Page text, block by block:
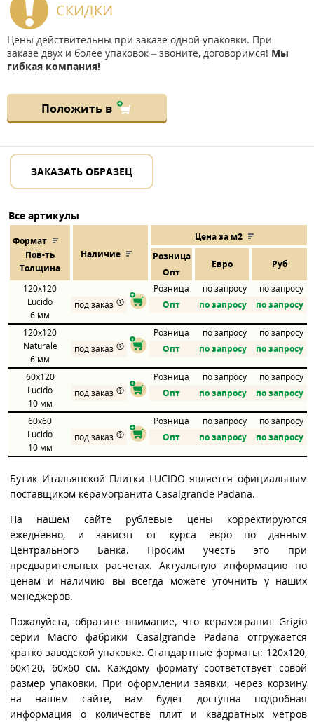
СКИДКИ
Цены действительны при заказе одной упаковки. При
заказе двух и более упаковок – звоните, договоримся! Мы
гибкая компания!
Положить в
ЗАКАЗАТЬ ОБРАЗЕЦ
Все артикулы
Формат
Пов-ть
Толщина
Наличие
Цена за м2
Розница
Евро Руб
Опт
120x120
Lucido
6 мм
Розница по запросу
по запросу
под заказ
Опт по запросу по запросу
120x120
Naturale
6 мм
Розница по запросу
по запросу
под заказ
Опт по запросу по запросу
60x120
Lucido
10 мм
Розница по запросу
по запросу
под заказ
Опт по запросу по запросу
60x60
Lucido
10 мм
Розница по запросу
по запросу
под заказ
Опт по запросу по запросу
Бутик Итальянской Плитки LUCIDO является официальным
поставщиком керамогранита Casalgrande Padana.
На нашем сайте рублевые цены корректируются
ежедневно, и зависят от курса евро по данным
Центрального Банка. Просим учесть это при
предварительных расчетах. Актуальную информацию по
ценам и наличию вы всегда можете уточнить у наших
менеджеров.
Пожалуйста, обратите внимание, что керамогранит Grigio
серии Macro фабрики Casalgrande Padana отгружается
кратко заводской упаковке. Стандартные форматы: 120x120,
60x120, 60x60 см. Каждому формату соответствует совой
размер упаковки. При оформлении заявки, через корзину
на нашем сайте, вам будет доступна подробная
информация о количестве плит и квадратных метров